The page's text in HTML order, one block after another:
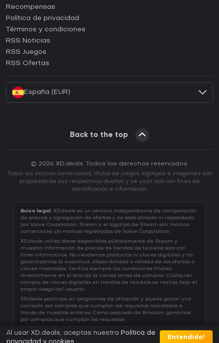
¿Cómo activar una CD Key de Steam?
¿Cómo activar una CD Key de Epic Games?
¿Cómo activar una CD Key de GOG?
¿Cómo activar una CD Key de Ubisoft Connect?
Recompensas
Política de privacidad
Términos y condiciones
RSS Noticias
RSS Juegos
RSS Ofertas
España (EUR)
Back to the top
© 2026 XD.deals. Todos los derechos reservados.
Todas las marcas comerciales, títulos de juegos, logotipos e imágenes son
propiedad de sus respectivos dueños y se usan solo con fines de
identificación e información.
Aviso legal: XD.deals es un servicio independiente de comparación
de precios y agregación de ofertas y no está afiliado ni respaldado
por Valve Corporation. Steam y el logotipo de Steam son marcas
comerciales y/o marcas registradas de Valve Corporation.
XD.deals utiliza datos disponibles públicamente de Steam y
muestra información de precios de tiendas de terceros solo con
fines informativos. No vendemos productos ni claves digitales y no
garantizamos la exactitud, disponibilidad o validez de las ofertas o
claves mostradas. Verifica siempre las condiciones finales
directamente en el sitio de la tienda antes de comprar. Cualquier
compra de claves digitales en tiendas de terceros se realiza bajo el
propio riesgo del usuario.
XD.deals participa en programas de afiliación y puede ganar una
comisión por compras que cumplan los requisitos realizadas a
través de nuestros enlaces. Como asociado de Amazon, ganamos
por compras que cumplan los requisitos.
Al usar XD.deals, aceptas nuestra Política de
privacidad y cookies
Entendido!